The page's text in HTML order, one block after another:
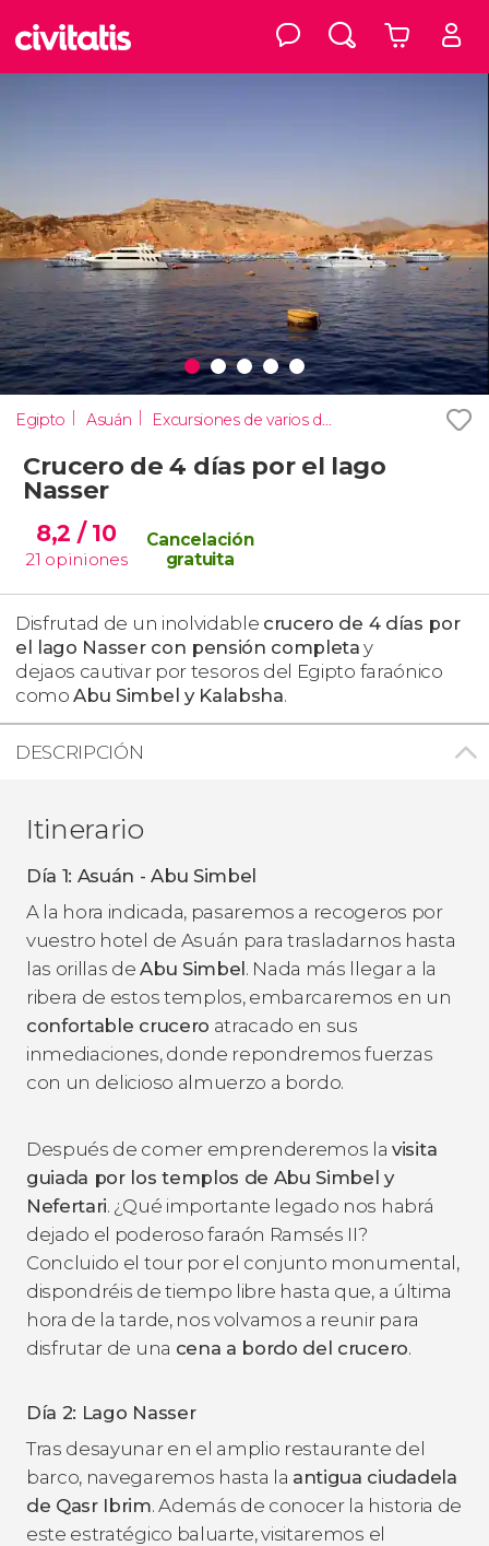
Egipto Asuán Excursiones de varios días
Crucero de 4 días por el lago
Nasser
8,2 / 10
21 opiniones
Cancelación
gratuita
Disfrutad de un inolvidable crucero de 4 días por
el lago Nasser con pensión completa y
dejaos cautivar por tesoros del Egipto faraónico
comoAbu Simbel y Kalabsha.
DESCRIPCIÓN
Itinerario
Día 1: Asuán - Abu Simbel
A la hora indicada, pasaremos a recogeros por
vuestro hotel de Asuán para trasladarnos hasta
las orillas deAbu Simbel. Nada más llegar a la
ribera de estos templos, embarcaremos en un
confortable crucero atracado en sus
inmediaciones, donde repondremos fuerzas
con un delicioso almuerzo a bordo.
Después de comer emprenderemos lavisita
guiada por los templos de Abu Simbel y
Nefertari. ¿Qué importante legado nos habrá
dejado el poderoso faraón Ramsés II?
Concluido el tour por el conjunto monumental,
dispondréis de tiempo libre hasta que, a última
hora de la tarde, nos volvamos a reunir para
disfrutar de una cena a bordo del crucero.
Día 2: Lago Nasser
Tras desayunar en el amplio restaurante del
barco, navegaremos hasta la antigua ciudadela
de Qasr Ibrim. Además de conocer la historia de
este estratégico baluarte, visitaremos el